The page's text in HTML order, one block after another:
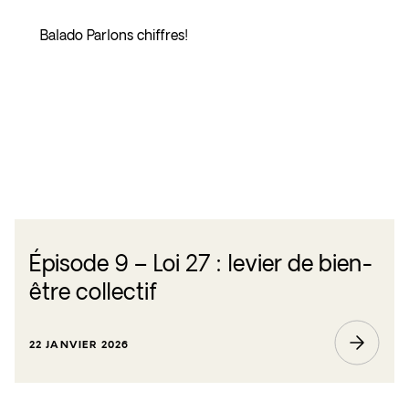
Balado Parlons chiffres!
Épisode 9 – Loi 27 : levier de bien-
être collectif
22 JANVIER 2026